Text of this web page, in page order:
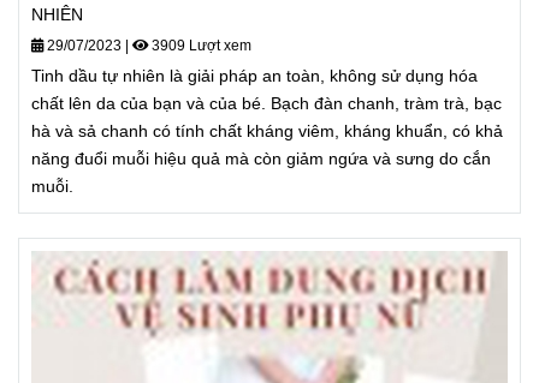
NHIÊN
29/07/2023 3909 Lượt xem
Tinh dầu tự nhiên là giải pháp an toàn, không sử dụng hóa
chất lên da của bạn và của bé. Bạch đàn chanh, tràm trà, bạc
hà và sả chanh có tính chất kháng viêm, kháng khuẩn, có khả
năng đuổi muỗi hiệu quả mà còn giảm ngứa và sưng do cắn
muỗi.